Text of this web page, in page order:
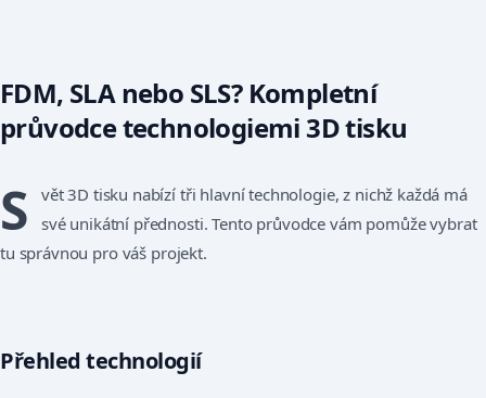
FDM, SLA nebo SLS? Kompletní
průvodce technologiemi 3D tisku
S
vět 3D tisku nabízí tři hlavní technologie, z nichž každá má
své unikátní přednosti. Tento průvodce vám pomůže vybrat
tu správnou pro váš projekt.
Přehled technologií